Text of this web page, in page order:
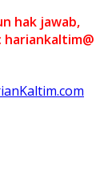
hak jawab,
hariankaltim@